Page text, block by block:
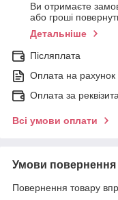
Ви отримаєте
або гроші
Детальніше
Післяплата
Оплата на рахунок
Оплата за
Всі умови оплати
Умови повернення
Повернення товару